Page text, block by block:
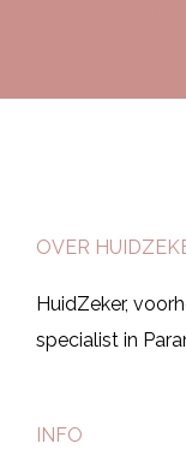
OVER
HuidZeker,
specialist in
INFO